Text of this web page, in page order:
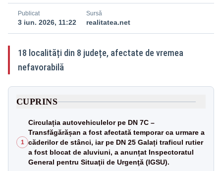
Publicat
3 iun. 2026, 11:22
Sursă
realitatea.net
18 localități din 8 județe, afectate de vremea
nefavorabilă
CUPRINS
1
Circulația autovehiculelor pe DN 7C –
Transfăgărășan a fost afectată temporar ca urmare a
căderilor de stânci, iar pe DN 25 Galați traficul rutier
a fost blocat de aluviuni, a anunțat Inspectoratul
General pentru Situaţii de Urgenţă (IGSU).